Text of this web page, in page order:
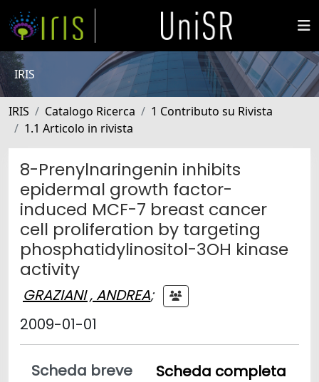
IRIS
IRIS Catalogo Ricerca
1 Contributo su Rivista
1.1 Articolo in rivista
8-Prenylnaringenin inhibits
epidermal growth factor-
induced MCF-7 breast cancer
cell proliferation by targeting
phosphatidylinositol-3OH kinase
activity
GRAZIANI , ANDREA;
2009-01-01
Scheda breve
Scheda completa